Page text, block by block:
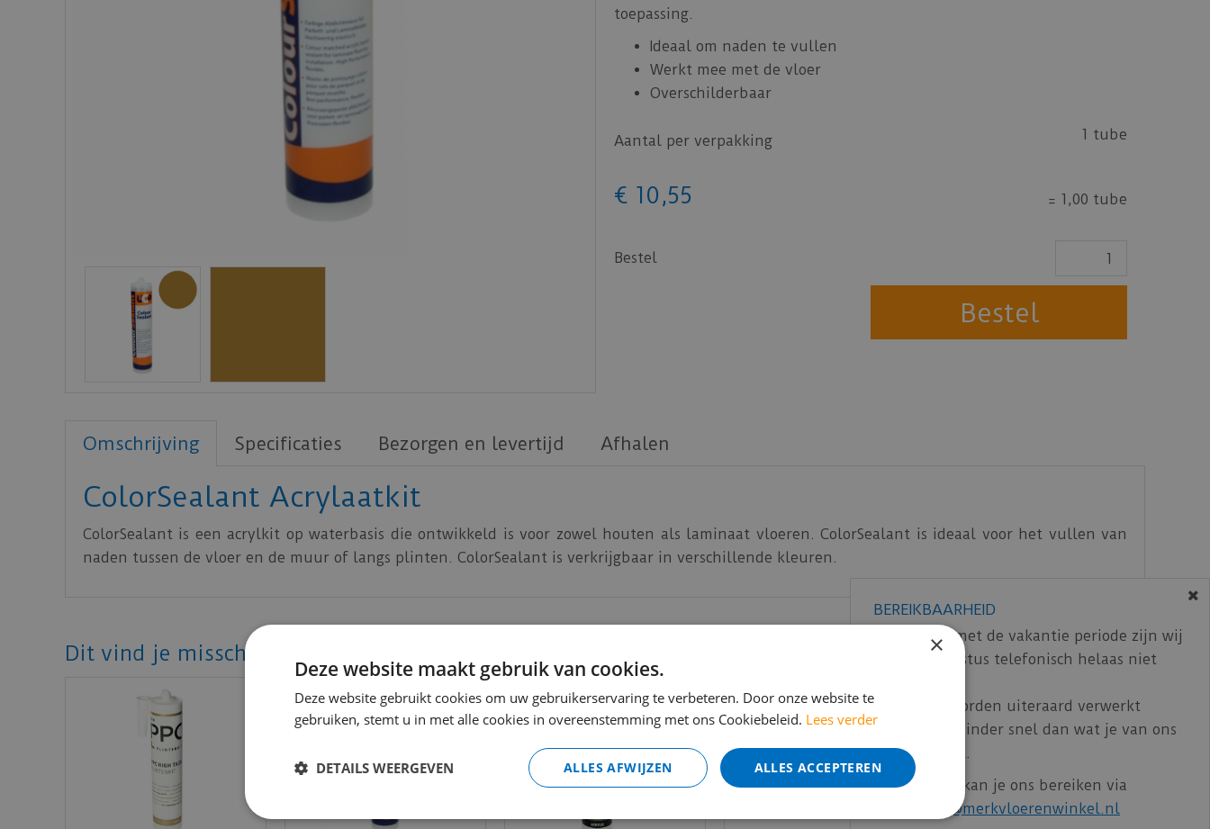
toepassing.
Ideaal om naden te vullen
Werkt mee met de vloer
Overschilderbaar
Aantal per verpakking 1 tube
€ 10 ,55 = 1,00 tube
Bestel
Omschrijving Specificaties Bezorgen en levertijd Afhalen
ColorSealant Acrylaatkit
ColorSealant is een acrylkit op waterbasis die ontwikkeld is voor zowel houten als laminaat vloeren. ColorSealant is ideaal voor het vullen van
naden tussen de vloer en de muur of langs plinten. ColorSealant is verkrijgbaar in verschillende kleuren.
Dit vind je misschien ook mooi!
BEREIKBAARHEID
In verband met de vakantie periode zijn wij
t/m 14 augustus telefonisch helaas niet
Bestelling worden uiteraard verwerkt
echter iets minder snel dan wat je van ons
gewend bent.
Voor vragen kan je ons bereiken via
info@merkvloerenwinkel.nl
×
Deze website maakt gebruik van cookies.
Deze website gebruikt cookies om uw gebruikerservaring te verbeteren. Door onze website te
gebruiken, stemt u in met alle cookies in overeenstemming met ons Cookiebeleid. Lees verder
ALLES ACCEPTEREN
ALLES AFWIJZEN
DETAILS WEERGEVEN